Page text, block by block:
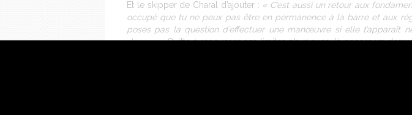
Et le skipper de Charal d’ajouter : « C’est aussi un retour aux
occupé que tu ne peux pas être en permanence à la barre et aux
poses pas la question d’effectuer une manœuvre si elle
dessus. »Quitte à repousser ses limites physiques, là encore un